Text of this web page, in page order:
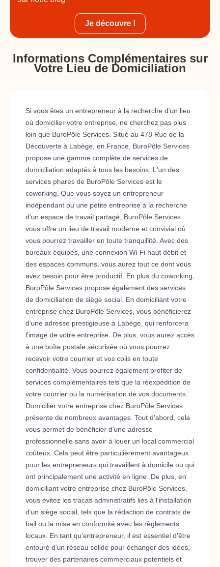
Je découvre !
Informations Complémentaires sur
Votre Lieu de Domiciliation
Si vous êtes un entrepreneur à la recherche d'un lieu
où domicilier votre entreprise, ne cherchez pas plus
loin que BuroPôle Services. Situé au 478 Rue de la
Découverte à Labège, en France, BuroPôle Services
propose une gamme complète de services de
domiciliation adaptés à tous les besoins. L'un des
services phares de BuroPôle Services est le
coworking. Que vous soyez un entrepreneur
indépendant ou une petite entreprise à la recherche
d'un espace de travail partagé, BuroPôle Services
vous offre un lieu de travail moderne et convivial où
vous pourrez travailler en toute tranquillité. Avec des
bureaux équipés, une connexion Wi-Fi haut débit et
des espaces communs, vous aurez tout ce dont vous
avez besoin pour être productif. En plus du coworking,
BuroPôle Services propose également des services
de domiciliation de siège social. En domiciliant votre
entreprise chez BuroPôle Services, vous bénéficierez
d'une adresse prestigieuse à Labège, qui renforcera
l'image de votre entreprise. De plus, vous aurez accès
à une boîte postale sécurisée où vous pourrez
recevoir votre courrier et vos colis en toute
confidentialité. Vous pourrez également profiter de
services complémentaires tels que la réexpédition de
votre courrier ou la numérisation de vos documents.
Domicilier votre entreprise chez BuroPôle Services
présente de nombreux avantages. Tout d'abord, cela
vous permet de bénéficier d'une adresse
professionnelle sans avoir à louer un local commercial
coûteux. Cela peut être particulièrement avantageux
pour les entrepreneurs qui travaillent à domicile ou qui
ont principalement une activité en ligne. De plus, en
domiciliant votre entreprise chez BuroPôle Services,
vous évitez les tracas administratifs liés à l'installation
d'un siège social, tels que la rédaction de contrats de
bail ou la mise en conformité avec les règlements
locaux. En tant qu'entrepreneur, il est essentiel d'être
entouré d'un réseau solide pour échanger des idées,
trouver des partenaires commerciaux potentiels et